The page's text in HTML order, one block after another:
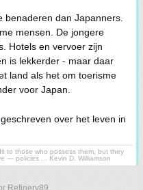
benaderen dan Japanners.
mensen. De jongere
Hotels en vervoer zijn
is lekkerder - maar daar
land als het om toerisme
voor Japan.
geschreven over het leven in
to those who possess them, but they
— policies ... Kevin D. Williamson
Refinery89